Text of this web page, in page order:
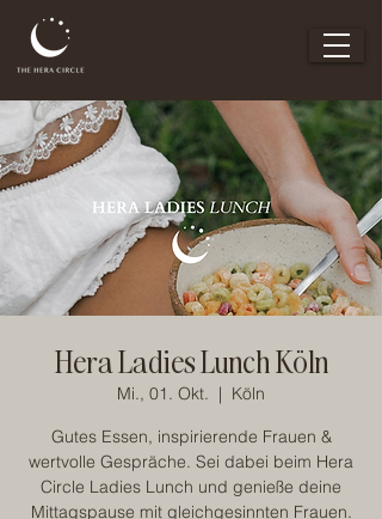
Hera Ladies Lunch Köln
Mi., 01. Okt.
  |
Köln
Gutes Essen, inspirierende Frauen &
wertvolle Gespräche. Sei dabei beim Hera
Circle Ladies Lunch und genieße deine